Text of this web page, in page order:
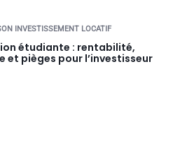
INVESTISSEMENT LOCATIF
étudiante : rentabilité,
et pièges pour l’investisseur